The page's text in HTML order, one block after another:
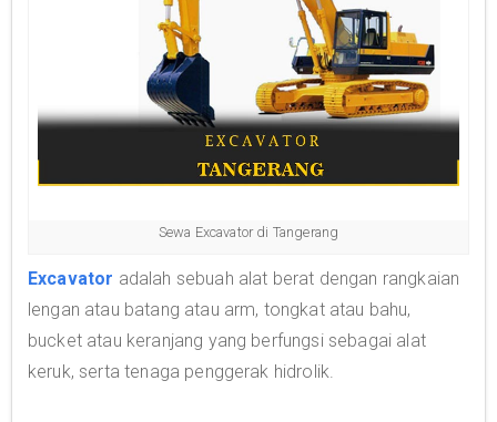
Sewa Excavator di Tangerang
Excavator adalah sebuah alat berat dengan rangkaian
lengan atau batang atau arm, tongkat atau bahu,
bucket atau keranjang yang berfungsi sebagai alat
keruk, serta tenaga penggerak hidrolik.